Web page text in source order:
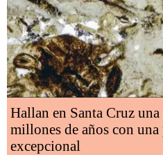
Hallan en Santa Cruz
millones de años con una
excepcional